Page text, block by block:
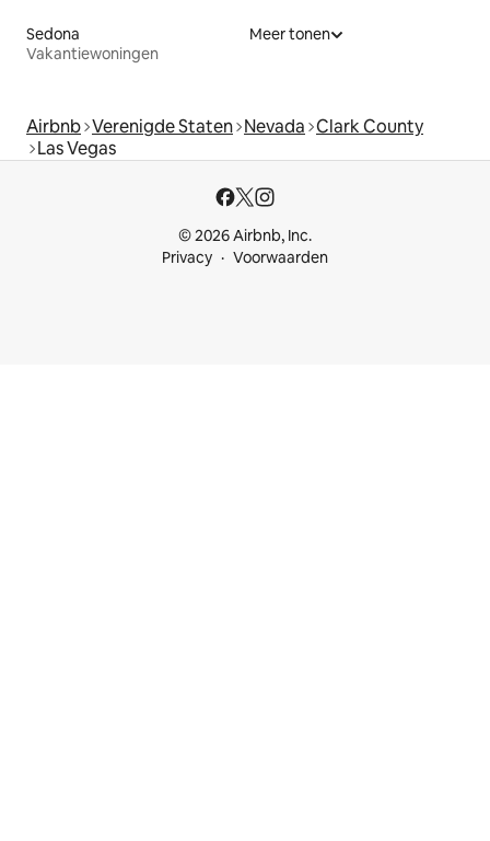
Sedona
Vakantiewoningen
Meer tonen
Airbnb Verenigde Staten Nevada Clark County
Las Vegas
© 2026 Airbnb, Inc.
Privacy
Voorwaarden